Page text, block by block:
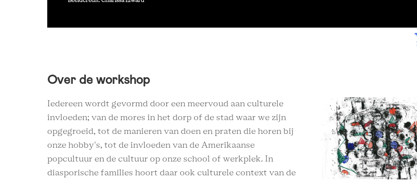
Over de workshop
Iedereen wordt gevormd door een meervoud aan culturele
invloeden; van de mores in het dorp of de stad waar we zijn
opgegroeid, tot de manieren van doen en praten die horen bij
onze hobby's, tot de invloeden van de Amerikaanse
popcultuur en de cultuur op onze school of werkplek. In
diasporische families hoort daar ook culturele context van de